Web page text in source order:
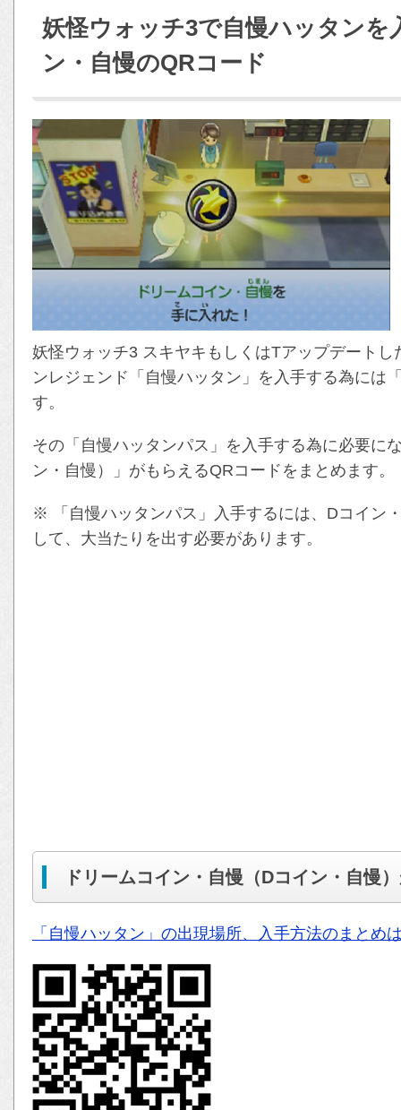
妖怪ウォッチ3で自慢ハッタンを
ン・自慢のQRコード
妖怪ウォッチ3 スキヤキもしくはTアップデート
ンレジェンド「自慢ハッタン」を入手する為には
す。
その「自慢ハッタンパス」を入手する為に必要に
ン・自慢）」がもらえるQRコードをまとめます。
※ 「自慢ハッタンパス」入手するには、Dコイン
して、大当たりを出す必要があります。
ドリームコイン・自慢（Dコイン・自慢
「自慢ハッタン」の出現場所、入手方法のまとめ